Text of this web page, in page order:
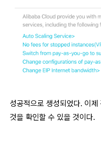
성공적으로 생성되었다. 이
것을 확인할 수 있을 것이다.